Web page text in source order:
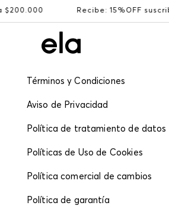
Recibe: 15%OFF
Términos y Condiciones
Aviso de Privacidad
Política de tratamiento de datos
Políticas de Uso de Cookies
Política comercial de cambios
Política de garantía